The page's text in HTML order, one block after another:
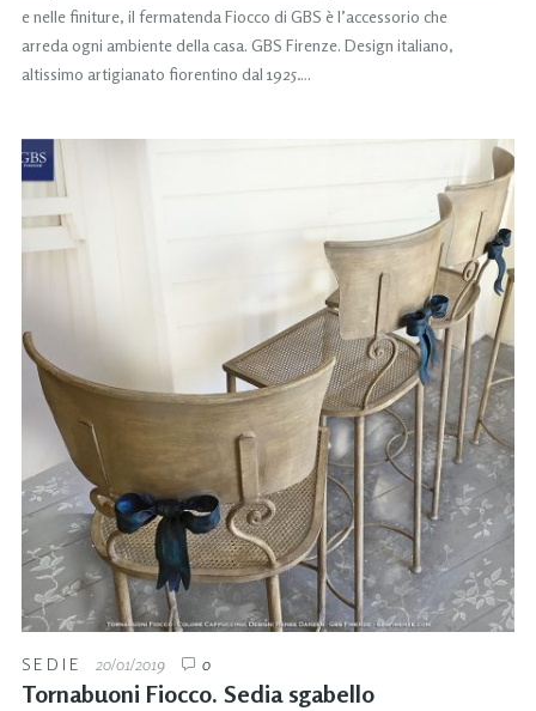
e nelle finiture, il fermatenda Fiocco di GBS è l’accessorio che
arreda ogni ambiente della casa. GBS Firenze. Design italiano,
altissimo artigianato fiorentino dal 1925….
SEDIE 20/01/2019 0
Tornabuoni Fiocco. Sedia sgabello